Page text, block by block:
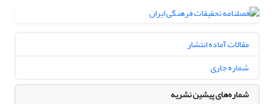
مقالات آماده انتشار
شماره جاری
شماره‌های پیشین نشریه